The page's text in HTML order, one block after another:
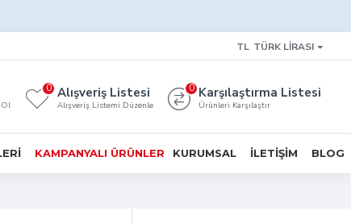
TL TÜRK LIRASI
Ol
Alışveriş Listesi
Alışveriş Listemi Düzenle
0 Karşılaştırma Listesi
Ürünleri Karşılaştır
0
KAMPANYALI ÜRÜNLER KURUMSAL İLETIŞIM BLOG